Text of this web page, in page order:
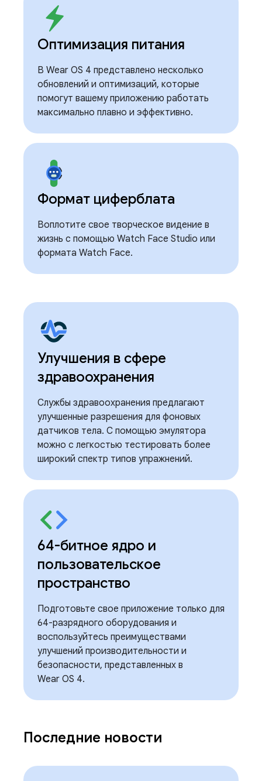
Оптимизация питания
В Wear OS 4 представлено несколько
обновлений и оптимизаций, которые
помогут вашему приложению работать
максимально плавно и эффективно.
Формат циферблата
Воплотите свое творческое видение в
жизнь с помощью Watch Face Studio или
формата Watch Face.
Улучшения в сфере
здравоохранения
Службы здравоохранения предлагают
улучшенные разрешения для фоновых
датчиков тела. С помощью эмулятора
можно с легкостью тестировать более
широкий спектр типов упражнений.
64-битное ядро ​​и
пользовательское
пространство
Подготовьте свое приложение только для
64-разрядного оборудования и
воспользуйтесь преимуществами
улучшений производительности и
безопасности, представленных в
Wear OS 4.
Последние новости